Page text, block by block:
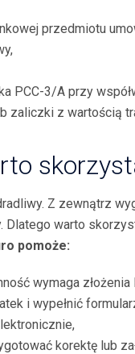
przedmiotu
PCC-3/A przy
zaliczki z wartością
Z zewnątrz
Dlatego warto
pomoże:
wymaga złożenia
i wypełnić
korektę lub